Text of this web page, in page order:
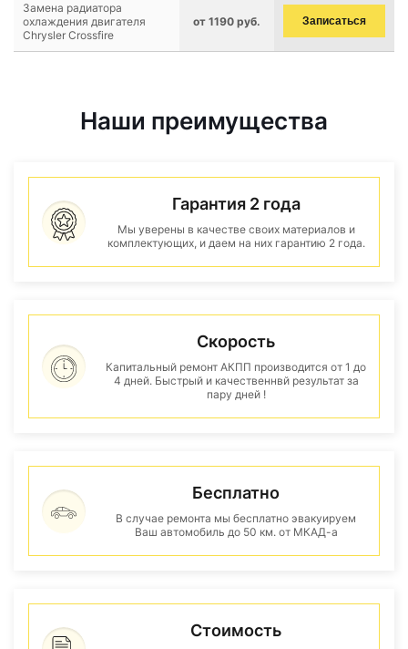
Замена радиатора
охлаждения двигателя
Chrysler Crossfire
от 1190 руб. Записаться
Наши преимущества
Гарантия 2 года
Мы уверены в качестве своих материалов и
комплектующих, и даем на них гарантию 2 года.
Скорость
Капитальный ремонт АКПП производится от 1 до
4 дней. Быстрый и качественнвй результат за
пару дней !
Бесплатно
В случае ремонта мы бесплатно эвакуируем
Ваш автомобиль до 50 км. от МКАД-а
Стоимость